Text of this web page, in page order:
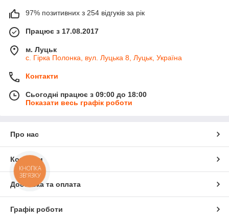
97% позитивних з 254 відгуків за рік
Працює з 17.08.2017
м. Луцьк
с. Гірка Полонка, вул. Луцька 8, Луцьк, Україна
Контакти
Сьогодні працює з 09:00 до 18:00
Показати весь графік роботи
Про нас
Контакти
Доставка та оплата
Графік роботи
КНОПКА
ЗВ'ЯЗКУ